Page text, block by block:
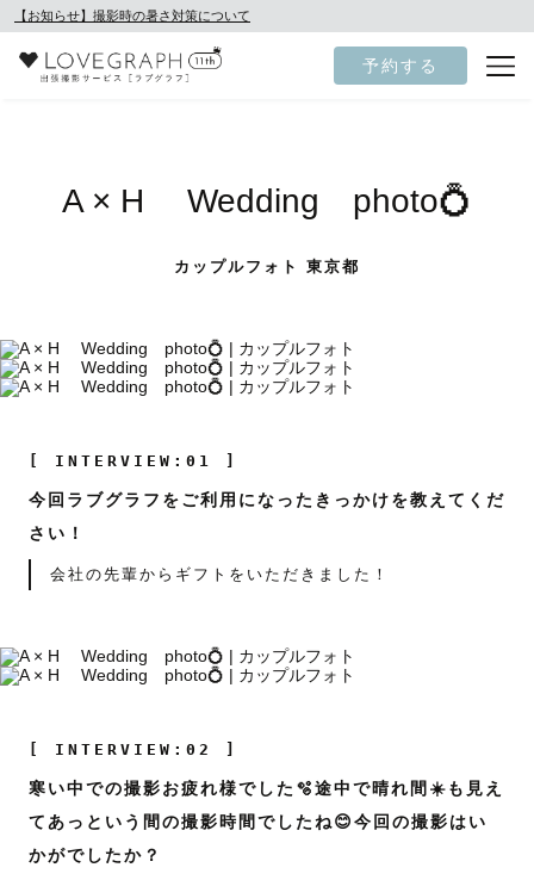
【お知らせ】撮影時の暑さ対策について
予約する
A × H Wedding photo💍
カップルフォト 東京都
[ INTERVIEW:01 ]
今回ラブグラフをご利用になったきっかけを教えてくだ
さい！
会社の先輩からギフトをいただきました！
[ INTERVIEW:02 ]
寒い中での撮影お疲れ様でした🫧途中で晴れ間☀️も見え
てあっという間の撮影時間でしたね😊今回の撮影はい
かがでしたか？